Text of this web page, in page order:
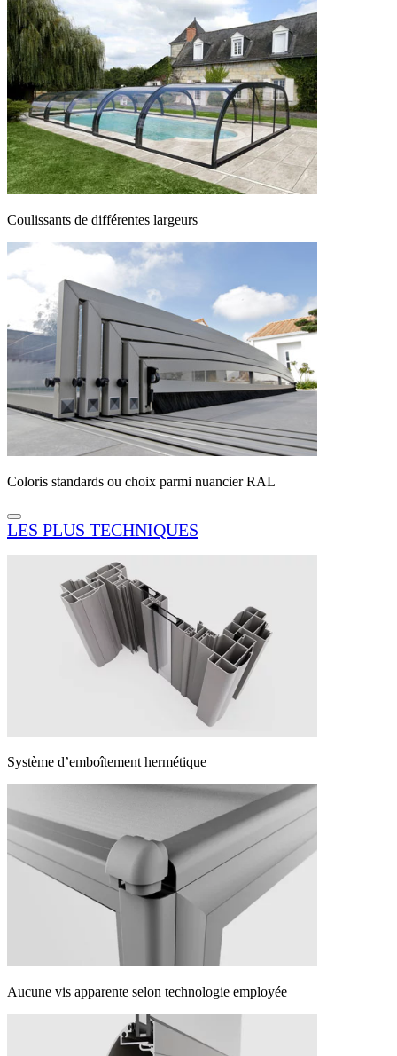
Coulissants de différentes largeurs
Coloris standards ou choix parmi nuancier RAL
LES PLUS TECHNIQUES
Système d’emboîtement hermétique
Aucune vis apparente selon technologie employée